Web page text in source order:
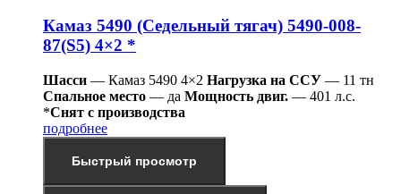
Камаз 5490 (Седельный тягач) 5490-008-
87(S5) 4×2 *
Шасси — Камаз 5490 4×2 Нагрузка на ССУ — 11 тн
Спальное место — да Мощность двиг. — 401 л.с.
*Снят с производства
подробнее
Быстрый просмотр